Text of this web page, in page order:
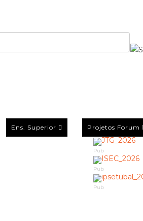
Ens. Superior Projetos Forum
Pub
Pub
Pub